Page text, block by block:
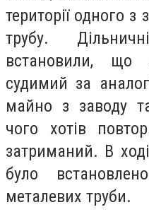
території одного з
трубу.
встановили, що
судимий за
майно з заводу
чого хотів
затриманий. В
було
металевих труби.